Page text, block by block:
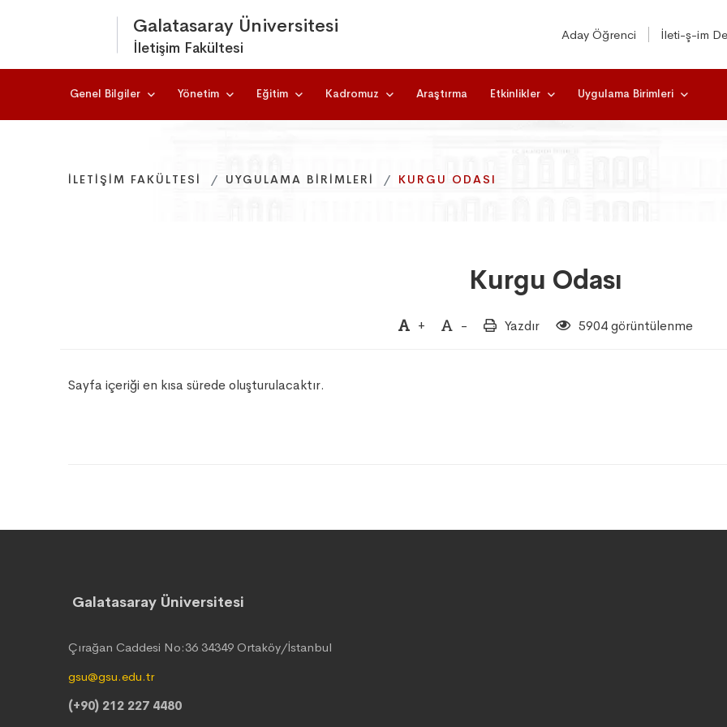
Galatasaray Üniversitesi
İletişim Fakültesi
Aday Öğrenci İleti-ş-im
Genel Bilgiler Yönetim Eğitim Kadromuz Araştırma Etkinlikler Uygulama Birimleri
İLETIŞIM FAKÜLTESI UYGULAMA BIRIMLERI KURGU ODASI
İLETIŞIM FAKÜLTESI UYGULAMA BIRIMLERI KURGU ODASI
İLETIŞIM FAKÜLTESI UYGULAMA BIRIMLERI KURGU ODASI
Kurgu Odası
+ - Yazdır 5904 görüntülenme
Sayfa içeriği en kısa sürede oluşturulacaktır.
Galatasaray Üniversitesi
Çırağan Caddesi No:36 34349 Ortaköy/İstanbul
gsu@gsu.edu.tr
(+90) 212 227 4480